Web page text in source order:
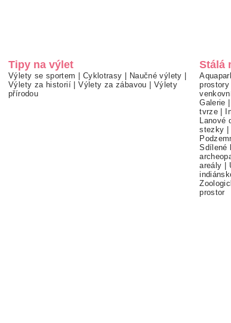
Tipy na výlet
Výlety se sportem Cyklotrasy Naučné výlety
Výlety za historií |Výlety za zábavou
Výlety
přírodou
Stálá
prostory
Galerie
tvrze
Lanové
stezky
Sdílené
areály
prostor